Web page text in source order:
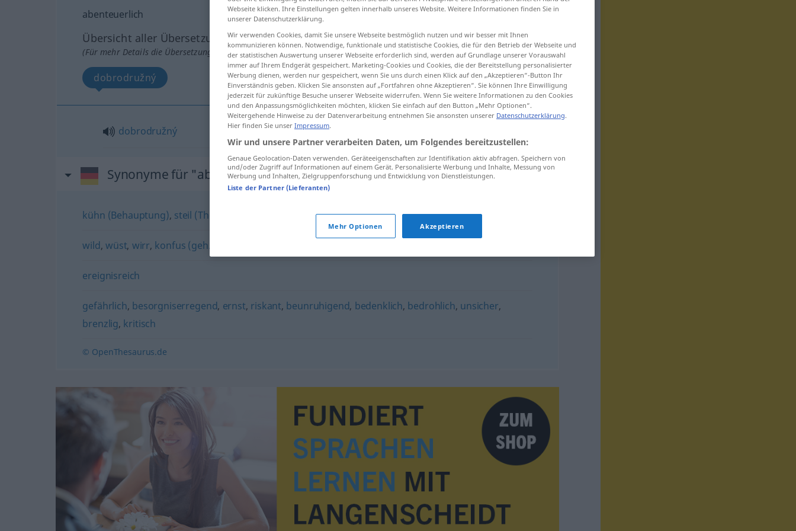
abenteuerlich
Übersicht aller Übersetzungen
(Für mehr Details die Übersetzung anklicken/antippen)
dobrodružný
dobrodružný
Synonyme für "abenteuerlich"
kühn (Behauptung), steil (These) gewagt (Annahme o.ä.),forsch (Aussage)
wild,wüst, wirr, konfus (geh.)
ereignisreich
gefährlich, besorgniserregend, ernst, riskant, beunruhigend, bedenklich, bedrohlich, unsicher,
brenzlig, kritisch
© OpenThesaurus.de
Webseite klicken. Ihre Einstellungen gelten innerhalb unseres Website. Weitere Informationen finden Sie in
unserer Datenschutzerklärung.
Wir verwenden Cookies, damit Sie unsere Webseite bestmöglich nutzen und wir besser mit Ihnen
kommunizieren können. Notwendige, funktionale und statistische Cookies, die für den Betrieb der Webseite und
der statistischen Auswertung unserer Webseite erforderlich sind, werden auf Grundlage unserer Vorauswahl
immer auf Ihrem Endgerät gespeichert. Marketing-Cookies und Cookies, die der Bereitstellung personalisierter
Werbung dienen, werden nur gespeichert, wenn Sie uns durch einen Klick auf den „Akzeptieren“-Button Ihr
Einverständnis geben. Klicken Sie ansonsten auf „Fortfahren ohne Akzeptieren“. Sie können Ihre Einwilligung
jederzeit für zukünftige Besuche unserer Webseite widerrufen. Wenn Sie weitere Informationen zu den Cookies
und den Anpassungsmöglichkeiten möchten, klicken Sie einfach auf den Button „Mehr Optionen“.
Weitergehende Hinweise zu der Datenverarbeitung entnehmen Sie ansonsten unserer Datenschutzerklärung.
Hier finden Sie unser Impressum.
Wir und unsere Partner verarbeiten Daten, um Folgendes bereitzustellen:
Genaue Geolocation-Daten verwenden. Geräteeigenschaften zur Identifikation aktiv abfragen. Speichern von
und/oder Zugriff auf Informationen auf einem Gerät. Personalisierte Werbung und Inhalte, Messung von
Werbung und Inhalten, Zielgruppenforschung und Entwicklung von Dienstleistungen.
Liste der Partner (Lieferanten)
Mehr Optionen Akzeptieren